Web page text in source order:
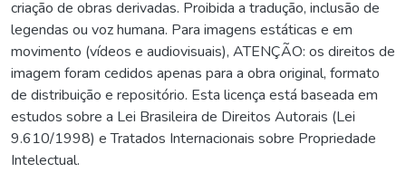
criação de obras derivadas. Proibida a tradução, inclusão de
legendas ou voz humana. Para imagens estáticas e em
movimento (vídeos e audiovisuais), ATENÇÃO: os direitos de
imagem foram cedidos apenas para a obra original, formato
de distribuição e repositório. Esta licença está baseada em
estudos sobre a Lei Brasileira de Direitos Autorais (Lei
9.610/1998) e Tratados Internacionais sobre Propriedade
Intelectual.